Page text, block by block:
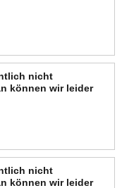
nicht
können wir leider
nicht
können wir leider